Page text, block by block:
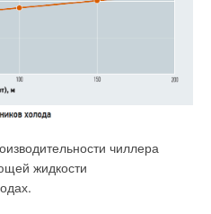
чиллера
жидкости